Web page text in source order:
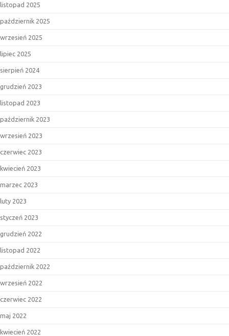
listopad 2025
październik 2025
wrzesień 2025
lipiec 2025
sierpień 2024
grudzień 2023
listopad 2023
październik 2023
wrzesień 2023
czerwiec 2023
kwiecień 2023
marzec 2023
luty 2023
styczeń 2023
grudzień 2022
listopad 2022
październik 2022
wrzesień 2022
czerwiec 2022
maj 2022
kwiecień 2022